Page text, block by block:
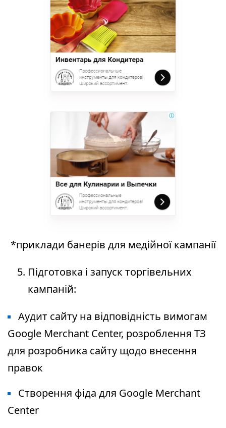
*приклади банерів для медійної кампанії
Підготовка і запуск торгівельних
кампаній:
Аудит сайту на відповідність вимогам
Google Merchant Center, розроблення ТЗ
для розробника сайту щодо внесення
правок
Створення фіда для Google Merchant
Center